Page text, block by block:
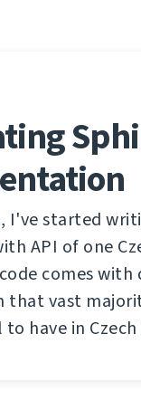
I've started
API of one
comes
that vast
to have in